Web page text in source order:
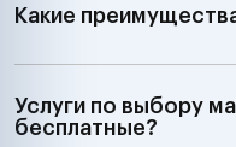
Какие
Услуги по выбору
бесплатные?